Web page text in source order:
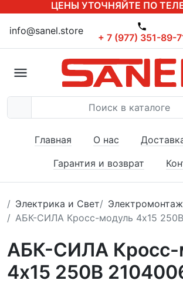
ЦЕНЫ УТОЧНЯЙТЕ ПО
info@sanel.store
+ 7 (977) 351-89-
Главная О нас
Гарантия и возврат
Электрика и Свет
АБК-СИЛА Кросс-модуль 4х15
АБК-СИЛА Кросс-
4х15 250В